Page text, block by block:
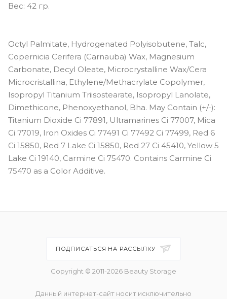
Вес: 42 гр.
Octyl Palmitate, Hydrogenated Polyisobutene, Talc,
Copernicia Cerifera (Carnauba) Wax, Magnesium
Carbonate, Decyl Oleate, Microcrystalline Wax/Cera
Microcristallina, Ethylene/Methacrylate Copolymer,
Isopropyl Titanium Triisostearate, Isopropyl Lanolate,
Dimethicone, Phenoxyethanol, Bha. May Contain (+/-):
Titanium Dioxide Ci 77891, Ultramarines Ci 77007, Mica
Ci 77019, Iron Oxides Ci 77491 Ci 77492 Ci 77499, Red 6
Ci 15850, Red 7 Lake Ci 15850, Red 27 Ci 45410, Yellow 5
Lake Ci 19140, Carmine Ci 75470. Contains Carmine Ci
75470 as a Color Additive.
ПОДПИСАТЬСЯ НА РАССЫЛКУ
Copyright © 2011-2026 Beauty Storage
Данный интернет-сайт носит исключительно